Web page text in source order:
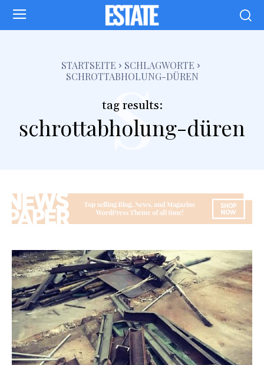
STARTSEITE
SCHLAGWORTE
SCHROTTABHOLUNG-DÜREN
tag results:
schrottabholung-düren
s